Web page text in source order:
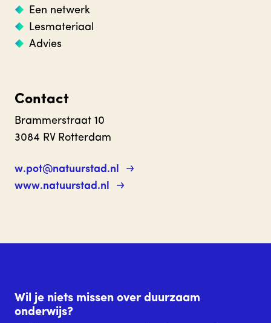
Een netwerk
Lesmateriaal
Advies
Contact
Brammerstraat 10
3084 RV Rotterdam
w.pot@natuurstad.nl
www.natuurstad.nl
Wil je niets missen over duurzaam
onderwijs?